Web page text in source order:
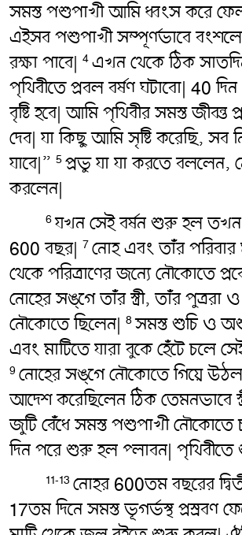
সমস্ত পশুপাখী আমি ধ্বংস করে
এইসব পশুপাখী সম্পূর্ণভাবে
রক্ষা পাবে| 4 এখন থেকে ঠিক
পৃথিবীতে প্রবল বর্ষণ ঘটাবো| 40
বৃষ্টি হবে| আমি পৃথিবীর সমস্ত জীবন্ত
দেব| যা কিছু আমি সৃষ্টি করেছি, সব
যাবে|” 5 প্রভু যা যা করতে বললেন,
করলেন|
6যখন সেই বর্ষন শুরু হল
600 বছর| 7 নোহ এবং তাঁর পরিবার
থেকে পরিত্রাণের জন্যে নৌকোতে
নোহের সঙ্গে তাঁর স্ত্রী, তাঁর পুত্ররা
নৌকোতে ছিলেন| 8সমস্ত শুচি ও
এবং মাটিতে যারা বুকে হেঁটে চলে
9 নোহের সঙ্গে নৌকোতে গিয়ে উঠল|
আদেশ করেছিলেন ঠিক তেমনভাবে
জুটি বেঁধে সমস্ত পশুপাখী নৌকোতে
দিন পরে শুরু হল প্লাবন| পৃথিবীতে
11-13 নোহর 600তম বছরের
17তম দিনে সমস্ত ভূগর্ভস্থ প্রস্রবণ